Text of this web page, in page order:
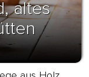
altes